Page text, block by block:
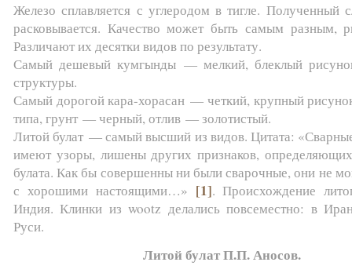
Железо сплавляется с углеродом в тигле. Полученный
расковывается. Качество может быть самым разным,
Различают их десятки видов по результату.
Самый дешевый кумгынды — мелкий, блеклый
структуры.
Самый дорогой кара-хорасан — четкий, крупный
типа, грунт — черный, отлив — золотистый.
Литой булат — самый высший из видов. Цитата:
имеют узоры, лишены других признаков,
булата. Как бы совершенны ни были сварочные, они не
с хорошими настоящими…» [1]. Происхождение
Индия. Клинки из wootz делались повсеместно: в
Руси.
Литой булат П.П. Аносов.